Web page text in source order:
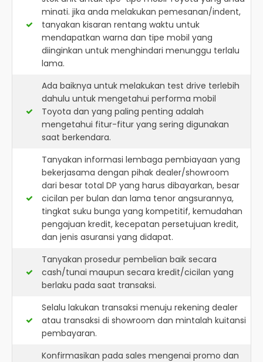
minati. jika anda melakukan pemesanan/indent,
tanyakan kisaran rentang waktu untuk
mendapatkan warna dan tipe mobil yang
diinginkan untuk menghindari menunggu terlalu
lama.
Ada baiknya untuk melakukan test drive terlebih
dahulu untuk mengetahui performa mobil
Toyota dan yang paling penting adalah
mengetahui fitur-fitur yang sering digunakan
saat berkendara.
Tanyakan informasi lembaga pembiayaan yang
bekerjasama dengan pihak dealer/showroom
dari besar total DP yang harus dibayarkan, besar
cicilan per bulan dan lama tenor angsurannya,
tingkat suku bunga yang kompetitif, kemudahan
pengajuan kredit, kecepatan persetujuan kredit,
dan jenis asuransi yang didapat.
Tanyakan prosedur pembelian baik secara
cash/tunai maupun secara kredit/cicilan yang
berlaku pada saat transaksi.
Selalu lakukan transaksi menuju rekening dealer
atau transaksi di showroom dan mintalah kuitansi
pembayaran.
Konfirmasikan pada sales mengenai promo dan